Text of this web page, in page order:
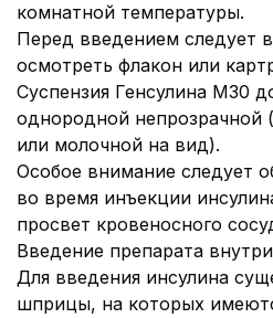
комнатной температуры.
Перед введением следует
осмотреть флакон или
Суспензия Генсулина М30
однородной непрозрачной
или молочной на вид).
Особое внимание следует
во время инъекции
просвет кровеносного
Введение препарата
Для введения инсулина
шприцы, на которых